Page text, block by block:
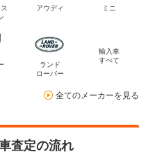
アウディ ミニ
ランド
ローバー
輸入車
すべて
全てのメーカーを見る
査定の流れ